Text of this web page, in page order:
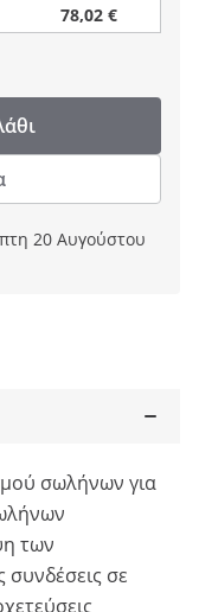
78,02 €
20 Αυγούστου
σωλήνων για
των
σε